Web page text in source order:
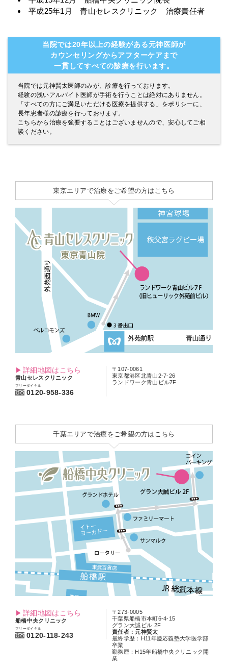
平成25年1月 青山セレスクリニック 治療責任者
当院では20年以上の経験がある元神医師が
カウンセリングからアフターケアまで
一貫してすべての診療を行います。
当院では元神賢太医師のみが、診療を行っております。
経験の浅いアルバイト医師が手術を行うことは絶対にありません。
「すべての方にご満足いただける医療を提供する」をポリシーに、
長年患者様の診療を行っております。
こちらから治療を強要することはございませんので、安心してご相
談ください。
東京エリアで治療をご希望の方はこちら
詳細地図はこちら
青山セレスクリニック
フリーダイヤル
0120-958-336
〒107-0061
東京都港区北青山2-7-26
ランドワーク青山ビル7F
千葉エリアで治療をご希望の方はこちら
詳細地図はこちら
船橋中央クリニック
フリーダイヤル
0120-118-243
〒273-0005
千葉県船橋市本町6-4-15
グラン大誠ビル 2F
責任者：元神賢太
最終学歴：H11年慶応義塾大学医学部
卒業
勤務歴：H15年船橋中央クリニック開
業